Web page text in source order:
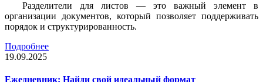
Разделители для листов — это важный элемент в
организации документов, который позволяет поддерживать
порядок и структурированность.
Подробнее
19.09.2025
Ежедневник: Найди свой идеальный формат